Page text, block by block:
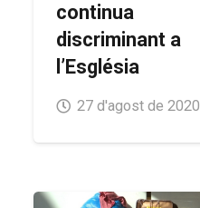
continua
discriminant a
l’Església
27 d'agost de 2020